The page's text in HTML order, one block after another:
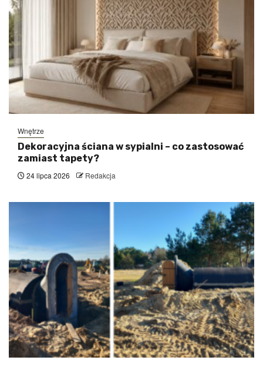
Wnętrze
Dekoracyjna ściana w sypialni – co zastosować
zamiast tapety?
24 lipca 2026 Redakcja